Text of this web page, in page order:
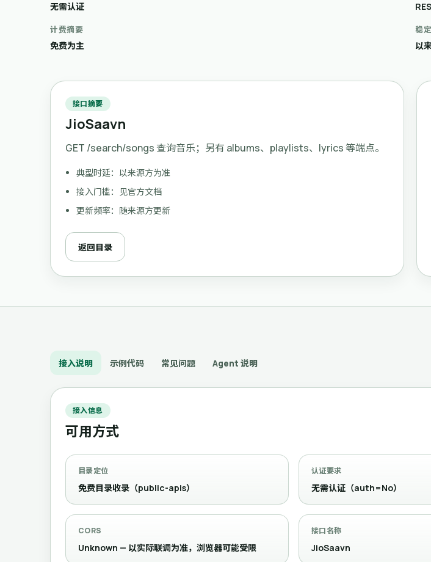
无需认证
计费摘要
免费为主
稳
以
接口摘要
JioSaavn
GET /search/songs 查询音乐；另有 albums、playlists、lyrics 等端点。
典型时延：以来源方为准
接入门槛：见官方文档
更新频率：随来源方更新
返回目录
接入说明 示例代码 常见问题 Agent 说明
接入信息
可用方式
目录定位
免费目录收录（public-apis）
认证要求
无需认证（auth=No）
CORS
Unknown — 以实际联调为准，浏览器可能受限
接口名称
JioSaavn